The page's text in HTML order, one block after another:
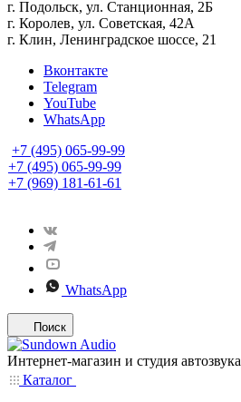
г. Подольск, ул. Станционная, 2Б
г. Королев, ул. Советская, 42А
г. Клин, Ленинградское шоссе, 21
Вконтакте
Telegram
YouTube
WhatsApp
+7 (495) 065-99-99
+7 (495) 065-99-99
+7 (969) 181-61-61
WhatsApp
Поиск
Интернет-магазин и студия автозвука
Каталог